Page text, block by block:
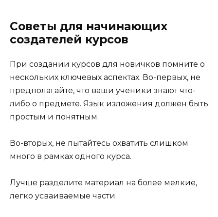
Советы для начинающих
создателей курсов
При создании курсов для новичков помните о
нескольких ключевых аспектах. Во-первых, не
предполагайте, что ваши ученики знают что-
либо о предмете. Язык изложения должен быть
простым и понятным.
Во-вторых, не пытайтесь охватить слишком
много в рамках одного курса.
Лучше разделите материал на более мелкие,
легко усваиваемые части.